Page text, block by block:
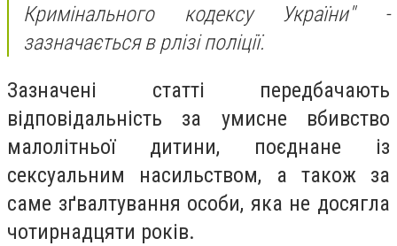
Кримінального кодексу України" -
зазначається в рлізі поліції.
Зазначені статті передбачають
відповідальність за умисне вбивство
малолітньої дитини, поєднане із
сексуальним насильством, а також за
саме зґвалтування особи, яка не досягла
чотирнадцяти років.